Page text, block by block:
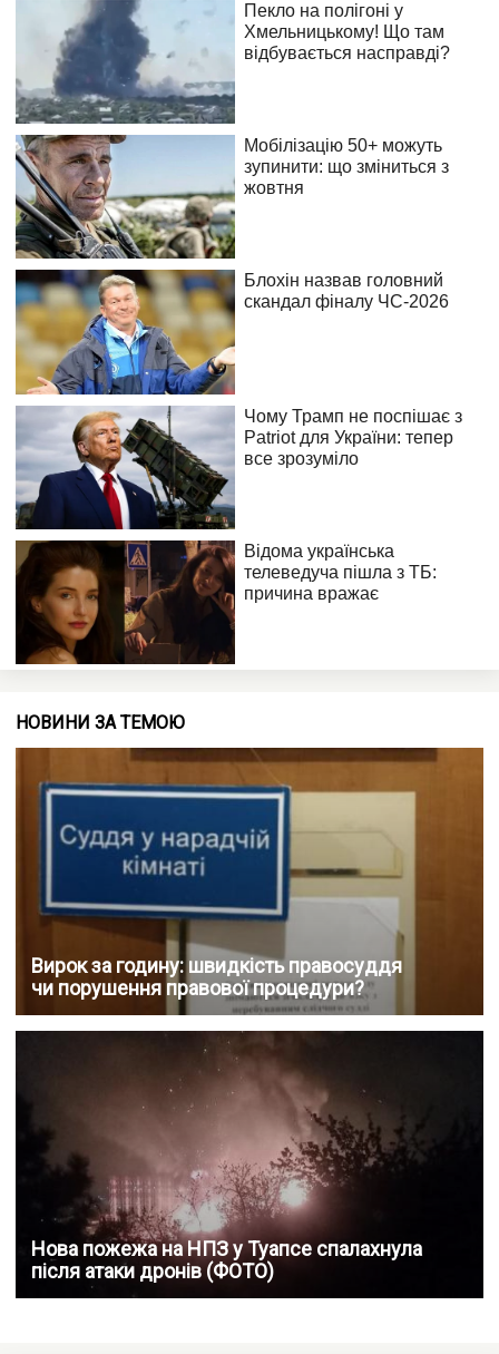
НОВИНИ ЗА ТЕМОЮ
Вирок за годину: швидкість правосуддя
чи порушення правової процедури?
Нова пожежа на НПЗ у Туапсе спалахнула
після атаки дронів (ФОТО)